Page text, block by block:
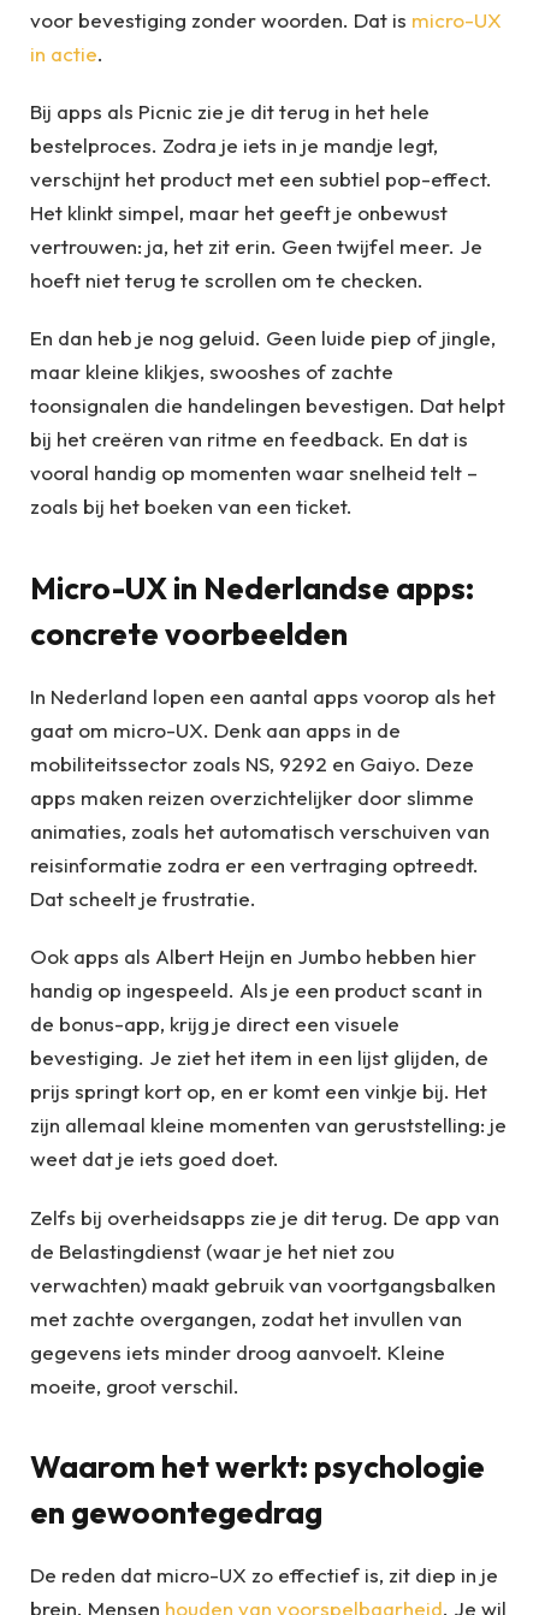
voor bevestiging zonder woorden. Dat is micro-UX
in actie.
Bij apps als Picnic zie je dit terug in het hele
bestelproces. Zodra je iets in je mandje legt,
verschijnt het product met een subtiel pop-effect.
Het klinkt simpel, maar het geeft je onbewust
vertrouwen: ja, het zit erin. Geen twijfel meer. Je
hoeft niet terug te scrollen om te checken.
En dan heb je nog geluid. Geen luide piep of jingle,
maar kleine klikjes, swooshes of zachte
toonsignalen die handelingen bevestigen. Dat helpt
bij het creëren van ritme en feedback. En dat is
vooral handig op momenten waar snelheid telt –
zoals bij het boeken van een ticket.
Micro-UX in Nederlandse apps:
concrete voorbeelden
In Nederland lopen een aantal apps voorop als het
gaat om micro-UX. Denk aan apps in de
mobiliteitssector zoals NS, 9292 en Gaiyo. Deze
apps maken reizen overzichtelijker door slimme
animaties, zoals het automatisch verschuiven van
reisinformatie zodra er een vertraging optreedt.
Dat scheelt je frustratie.
Ook apps als Albert Heijn en Jumbo hebben hier
handig op ingespeeld. Als je een product scant in
de bonus-app, krijg je direct een visuele
bevestiging. Je ziet het item in een lijst glijden, de
prijs springt kort op, en er komt een vinkje bij. Het
zijn allemaal kleine momenten van geruststelling: je
weet dat je iets goed doet.
Zelfs bij overheidsapps zie je dit terug. De app van
de Belastingdienst (waar je het niet zou
verwachten) maakt gebruik van voortgangsbalken
met zachte overgangen, zodat het invullen van
gegevens iets minder droog aanvoelt. Kleine
moeite, groot verschil.
Waarom het werkt: psychologie
en gewoontegedrag
De reden dat micro-UX zo effectief is, zit diep in je
brein. Mensen houden van voorspelbaarheid. Je wil